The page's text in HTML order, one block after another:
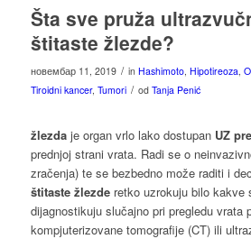
Šta sve pruža
štitaste žlezde?
новембар 11, 2019 / in Hashimoto, Hipotireoza,
Tiroidni kancer, Tumori / od Tanja Penić
žlezdaje organ vrlo lako dostupanUZ
prednjoj strani vrata. Radi se o
zračenja) te se bezbedno može raditi i
štitaste žlezderetko uzrokuju bilo kakve
dijagnostikuju slučajno pri pregledu vrata
kompjuterizovane tomografije (CT) ili